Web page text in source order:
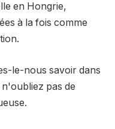
en Hongrie,
à la fois comme
le-nous savoir dans
pas de